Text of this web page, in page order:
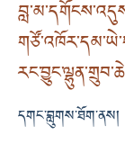
དགང་བླུགས་ཐོག་ནས།